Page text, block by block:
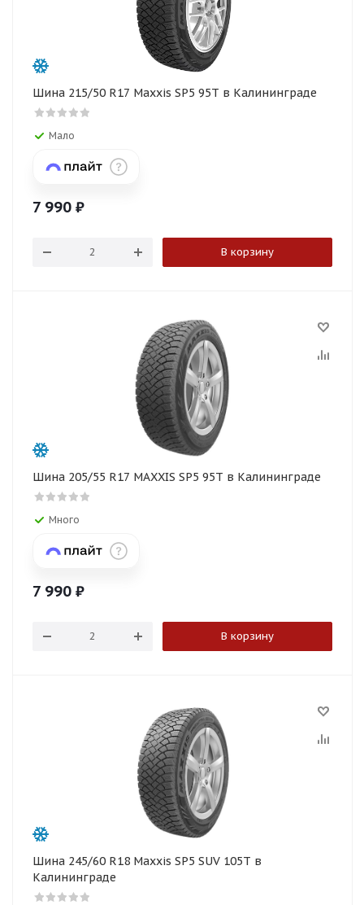
Шина 215/50 R17 Maxxis SP5 95T в Калининграде
Мало
7 990 ₽
В корзину
Шина 205/55 R17 MAXXIS SP5 95T в Калининграде
Много
7 990 ₽
В корзину
Шина 245/60 R18 Maxxis SP5 SUV 105T в
Калининграде